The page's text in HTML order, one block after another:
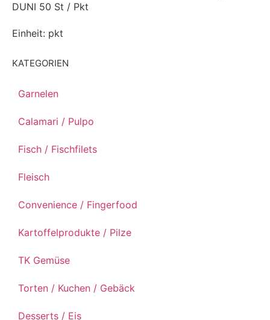
KATEGORIEN
Garnelen
Calamari / Pulpo
Fisch / Fischfilets
Fleisch
Convenience / Fingerfood
Kartoffelprodukte / Pilze
TK Gemüse
Torten / Kuchen / Gebäck
Desserts / Eis
DUNI 50 St / Pkt
Einheit: pkt